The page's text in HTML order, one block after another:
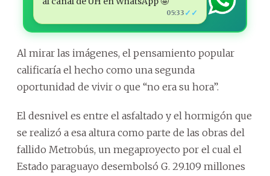
05:33 ✓✓
Al mirar las imágenes, el pensamiento popular
calificaría el hecho como una segunda
oportunidad de vivir o que “no era su hora”.
El desnivel es entre el asfaltado y el hormigón que
se realizó a esa altura como parte de las obras del
fallido Metrobús, un megaproyecto por el cual el
Estado paraguayo desembolsó G. 29.109 millones